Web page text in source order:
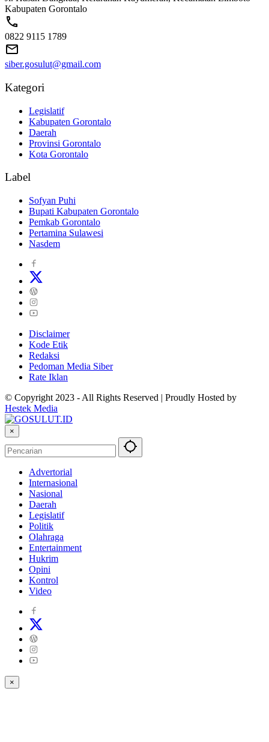
Kabupaten Gorontalo
0822 9115 1789
siber.gosulut@gmail.com
Kategori
Legislatif
Kabupaten Gorontalo
Daerah
Provinsi Gorontalo
Kota Gorontalo
Label
Sofyan Puhi
Bupati Kabupaten Gorontalo
Pemkab Gorontalo
Pertamina Sulawesi
Nasdem
Disclaimer
Kode Etik
Redaksi
Pedoman Media Siber
Rate Iklan
© Copyright 2023 - All Rights Reserved | Proudly Hosted by
Hestek Media
×
Advertorial
Internasional
Nasional
Daerah
Legislatif
Politik
Olahraga
Entertainment
Hukrim
Opini
Kontrol
Video
×